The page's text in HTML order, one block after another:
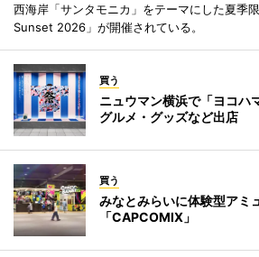
西海岸「サンタモニカ」をテーマにした夏季
Sunset 2026」が開催されている。
買う
ニュウマン横浜で「ヨコ
グルメ・グッズなど出店
買う
みなとみらいに体験型アミ
「CAPCOMIX」